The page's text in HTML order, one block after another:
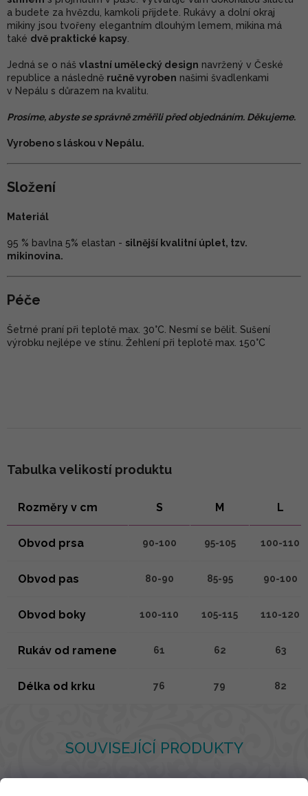
SOUVISEJÍCÍ PRODUKTY
a budete za hvězdu, kamkoli přijdete. Rukávy a dolní okraj
mikiny jsou tvořeny elegantním dlouhým lemem, mikina má
také dvě praktické kapsy
Jedná se o náš vlastní umělecký design navržený v České
republice a následně ručně vyroben našimi švadlenkami
v Nepálu s důrazem na kvalitu.
Prosíme, abyste se správně změřili před objednáním. Děkujeme.
Vyrobeno s láskou v Nepálu.
Složení
Materiál
95 % bavlna 5% elastan - silnější kvalitní úplet, tzv.
mikinovina.
Péče
Šetrné praní při teplotě max. 30°C. Nesmí se bělit. Sušení
výrobku nejlépe ve stínu. Žehlení při teplotě max. 150°C
Tabulka velikostí produktu
Rozměry v cm S M L
Obvod prsa 90-100 95-105 100-110
Obvod pas 80-90 85-95 90-100
Obvod boky 100-110 105-115 110-120
Rukáv od ramene 61 62 63
Délka od krku 76 79 82